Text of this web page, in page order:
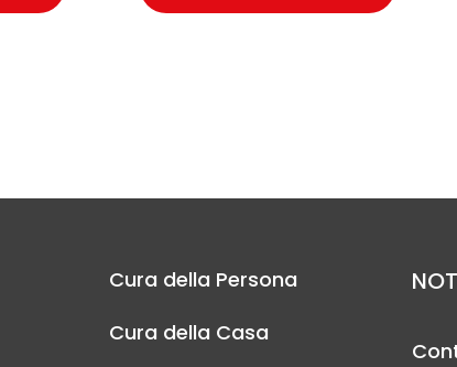
Cura della Persona
Cura della Casa